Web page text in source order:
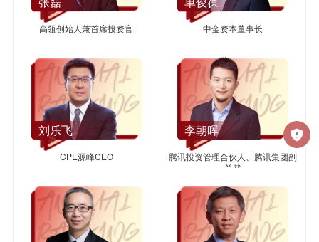
高瓴创始人兼首席投资官 中金资本董事长
刘乐飞
CPE源峰CEO
李朝晖
腾讯投资管理合伙人、腾讯集团副
总裁